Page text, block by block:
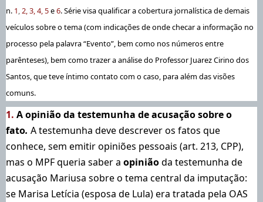
n. 1,2,3,4,5e6.Série visa qualificar a cobertura jornalística de demais
veículos sobre o tema (com indicações de onde checar a informação no
processo pela palavra “Evento”, bem como nos números entre
parênteses), bem como trazer a análise do Professor Juarez Cirino dos
Santos, que teve íntimo contato com o caso, para além das visões
comuns.
1. A opinião da testemunha de acusação sobre o
fato. A testemunha deve descrever os fatos que
conhece, sem emitir opiniões pessoais (art. 213, CPP),
mas o MPF queria saber a opiniãoda testemunha de
acusação Mariusa sobre o tema central da imputação:
se Marisa Letícia (esposa de Lula) era tratada pela OAS